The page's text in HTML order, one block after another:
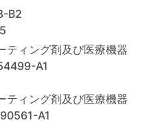
B2
ティング剤及び医療機器
A1
ティング剤及び医療機器
A1